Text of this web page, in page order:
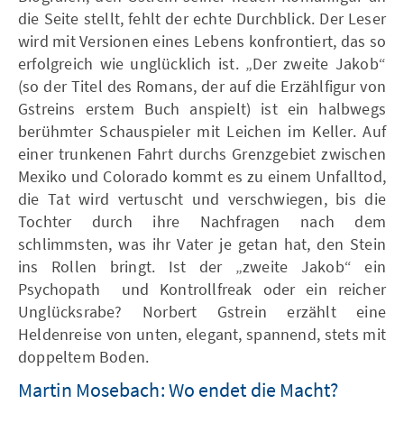
die Seite stellt, fehlt der echte Durchblick. Der Leser
wird mit Versionen eines Lebens konfrontiert, das so
erfolgreich wie unglücklich ist. „Der zweite Jakob“
(so der Titel des Romans, der auf die Erzählfigur von
Gstreins erstem Buch anspielt) ist ein halbwegs
berühmter Schauspieler mit Leichen im Keller. Auf
einer trunkenen Fahrt durchs Grenzgebiet zwischen
Mexiko und Colorado kommt es zu einem Unfalltod,
die Tat wird vertuscht und verschwiegen, bis die
Tochter durch ihre Nachfragen nach dem
schlimmsten, was ihr Vater je getan hat, den Stein
ins Rollen bringt. Ist der „zweite Jakob“ ein
Psychopath und Kontrollfreak oder ein reicher
Unglücksrabe? Norbert Gstrein erzählt eine
Heldenreise von unten, elegant, spannend, stets mit
doppeltem Boden.
Martin Mosebach: Wo endet die Macht?